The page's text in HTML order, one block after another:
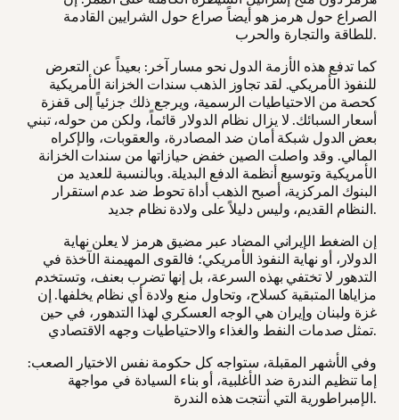
الصراع حول هرمز هو أيضاً صراع حول الشرايين القادمة
للطاقة والتجارة والحرب.
كما تدفع هذه الأزمة الدول نحو مسار آخر: بعيداً عن التعرض
للنفوذ الأمريكي. لقد تجاوز الذهب سندات الخزانة الأمريكية
كحصة من الاحتياطيات الرسمية، ويرجع ذلك جزئياً إلى قفزة
أسعار السبائك. لا يزال نظام الدولار قائماً، ولكن من حوله، تبني
بعض الدول شبكة أمان ضد المصادرة، والعقوبات، والإكراه
المالي. وقد واصلت الصين خفض حيازاتها من سندات الخزانة
الأمريكية وتوسيع أنظمة الدفع البديلة. وبالنسبة للعديد من
البنوك المركزية، أصبح الذهب أداة تحوط ضد عدم استقرار
النظام القديم، وليس دليلاً على ولادة نظام جديد.
إن الضغط الإيراني المضاد عبر مضيق هرمز لا يعلن نهاية
الدولار، أو نهاية النفوذ الأمريكي؛ فالقوى المهيمنة الآخذة في
التدهور لا تختفي بهذه السرعة، بل إنها تضرب بعنف، وتستخدم
مزاياها المتبقية كسلاح، وتحاول منع ولادة أي نظام يخلفها. إن
غزة ولبنان وإيران هي الوجه العسكري لهذا التدهور، في حين
تمثل صدمات النفط والغذاء والاحتياطيات وجهه الاقتصادي.
وفي الأشهر المقبلة، ستواجه كل حكومة نفس الاختيار الصعب:
إما تنظيم الندرة ضد الأغلبية، أو بناء السيادة في مواجهة
الإمبراطورية التي أنتجت هذه الندرة.